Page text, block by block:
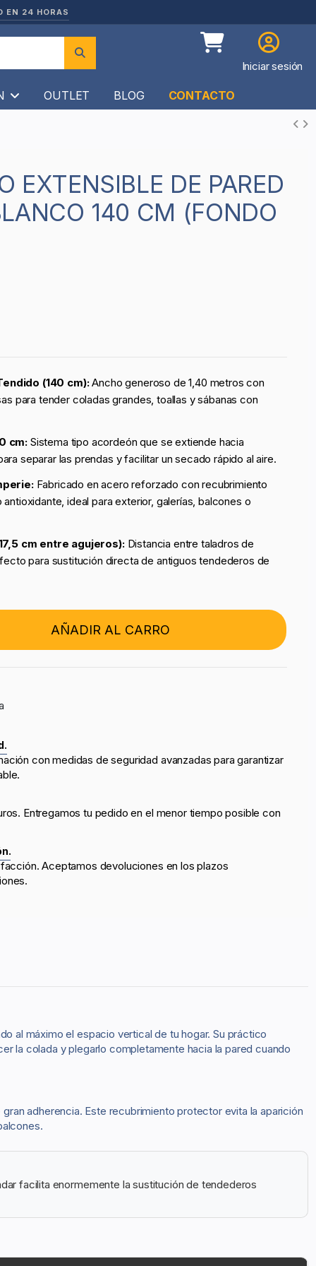
EN 24 HORAS
Iniciar sesión
OUTLET BLOG CONTACTO
140 CM (FONDO
(140 cm):Ancho generoso de 1,40 metros con
para tender coladas grandes, toallas y sábanas con
cm: Sistema tipo acordeón que se extiende hacia
separar las prendas y facilitar un secado rápido al aire.
Fabricado en acero reforzado con recubrimiento
ideal para exterior, galerías, balcones o
cm entre agujeros):Distancia entre taladros de
para sustitución directa de antiguos tendederos de
AÑADIR AL CARRO
con medidas de seguridad avanzadas para garantizar
Entregamos tu pedido en el menor tiempo posible con
Aceptamos devoluciones en los plazos
al máximo el espacio vertical de tu hogar. Su práctico
la colada y plegarlo completamente hacia la pared cuando
adherencia. Este recubrimiento protector evita la aparición
facilita enormemente la sustitución de tendederos